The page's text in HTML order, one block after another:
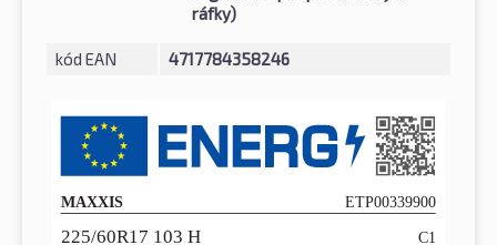
ráfky)
kód EAN 4717784358246